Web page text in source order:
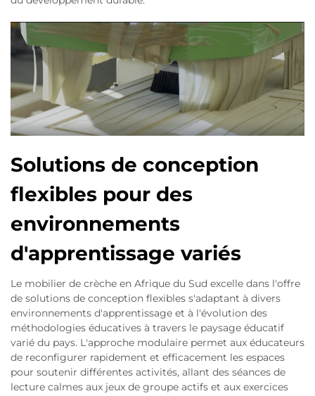
Solutions de conception
flexibles pour des
environnements
d'apprentissage variés
Le mobilier de crèche en Afrique du Sud excelle dans l'offre
de solutions de conception flexibles s'adaptant à divers
environnements d'apprentissage et à l'évolution des
méthodologies éducatives à travers le paysage éducatif
varié du pays. L'approche modulaire permet aux éducateurs
de reconfigurer rapidement et efficacement les espaces
pour soutenir différentes activités, allant des séances de
lecture calmes aux jeux de groupe actifs et aux exercices